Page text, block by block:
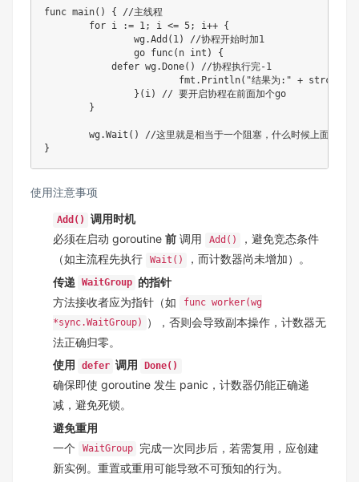
func main() { //主线程
            defer wg.Done() //协程执行完-1
}
使用注意事项
Add()
调用时机
必须在启动 goroutine 前 调用 Add()
，避免竞态条件
（如主流程先执行
Wait()
，而计数器尚未增加）。
传递
WaitGroup 的指针
方法接收者应为指针（如
func worker(wg
*sync.WaitGroup)
），否则会导致副本操作，计数器无
法正确归零。
使用
defer 调用 Done()
确保即使 goroutine 发生 panic，计数器仍能正确递
减，避免死锁。
避免重用
一个
WaitGroup
完成一次同步后，若需复用，应创建
新实例。重置或重用可能导致不可预知的行为。